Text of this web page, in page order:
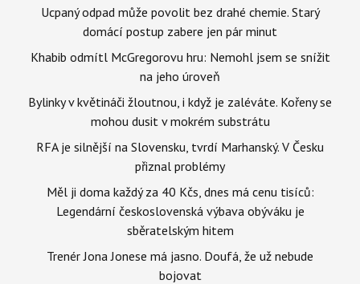
Ucpaný odpad může povolit bez drahé chemie. Starý
domácí postup zabere jen pár minut
Khabib odmítl McGregorovu hru: Nemohl jsem se snížit
na jeho úroveň
Bylinky v květináči žloutnou, i když je zaléváte. Kořeny se
mohou dusit v mokrém substrátu
RFA je silnější na Slovensku, tvrdí Marhanský. V Česku
přiznal problémy
Měl ji doma každý za 40 Kčs, dnes má cenu tisíců:
Legendární československá výbava obýváku je
sběratelským hitem
Trenér Jona Jonese má jasno. Doufá, že už nebude
bojovat